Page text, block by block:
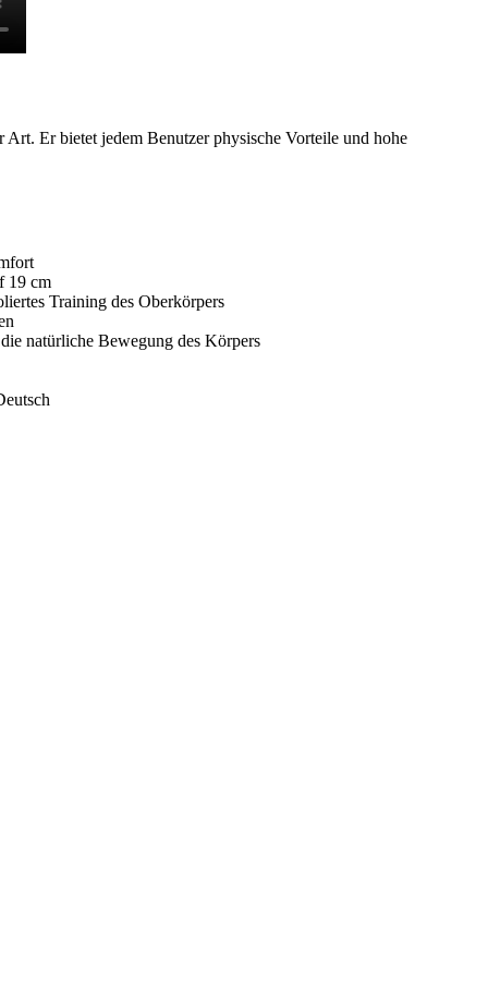
Er bietet jedem Benutzer physische Vorteile und hohe
19 cm
Training des Oberkörpers
natürliche Bewegung des Körpers